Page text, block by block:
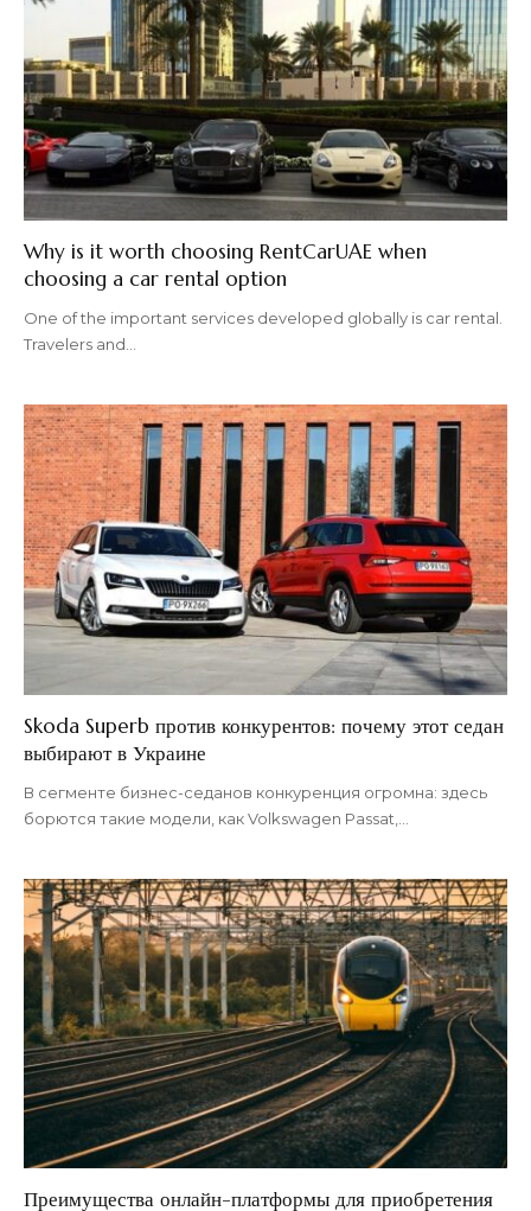
Why is it worth choosing RentCarUAE when
choosing a car rental option
One of the important services developed globally is car rental.
Travelers and
Skoda Superb против конкурентов: почему этот седан
выбирают в Украине
В сегменте бизнес-седанов конкуренция огромна: здесь
борются такие модели, как Volkswagen Passat,
Преимущества онлайн-платформы для приобретения